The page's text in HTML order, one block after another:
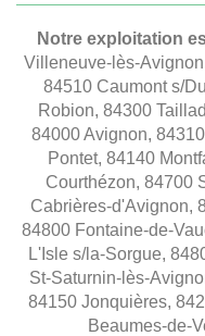
Notre exploitation
Villeneuve-lès-
84510 Caumont s/
Robion, 84300
84000 Avignon,
Pontet, 84140
Courthézon, 84700
Cabrières-d'Avignon,
84800 Fontaine-de-
L'Isle s/la-Sorgue,
St-Saturnin-lès-
84150 Jonquières,
Beaumes-de-